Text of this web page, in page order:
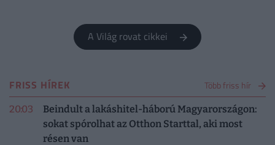
A Világ rovat cikkei
FRISS HÍREK Több friss hír
20:03
Beindult a lakáshitel-háború Magyarországon:
sokat spórolhat az Otthon Starttal, aki most
résen van